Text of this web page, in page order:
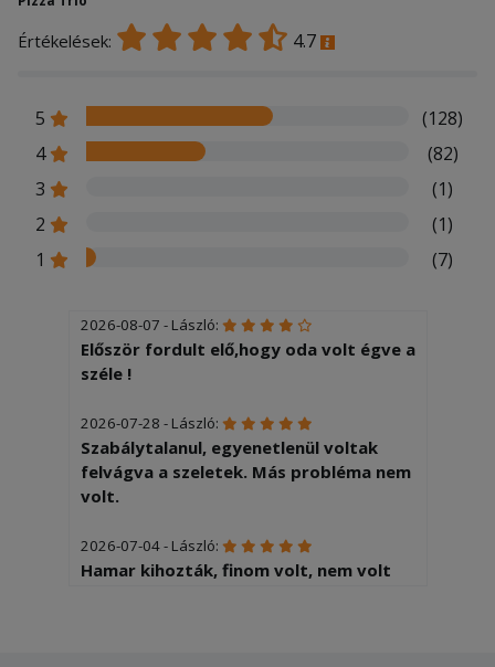
Értékelések: 4.7
5
(128)
4
(82)
3
(1)
2
(1)
1
(7)
2026-08-07 - László:
Először fordult elő,hogy oda volt égve a
széle !
2026-07-28 - László:
Szabálytalanul, egyenetlenül voltak
felvágva a szeletek. Más probléma nem
volt.
2026-07-04 - László:
Hamar kihozták, finom volt, nem volt